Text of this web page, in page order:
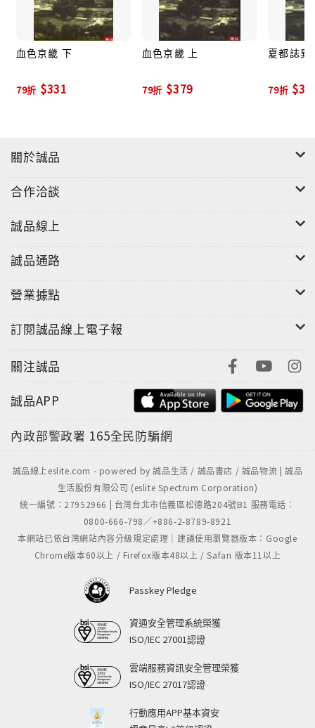
血色京畿 下
79折 $331
血色京畿 上
79折 $379
夏都誌異
79折
關於誠品
合作洽談
誠品線上
誠品通路
營業據點
訂閱誠品線上電子報
關注誠品
誠品APP
內政部警政署 165全民防騙網
誠品線上eslite.com - powered by 誠品生活 / 誠品書店 / 誠品物流 | 誠品
生活股份有限公司 (eslite Spectrum Corporation)
統一編號：27952966 | 台灣台北市信義區松德路204號B1 服務電話：
0800-666-798／+886-2-8789-8921
本網站已依台灣網站內容分級規定處理｜建議使用瀏覽器版本：Google
Chrome版本60以上 / Firefox版本48以上 / Safari 版本11以上
Passkey Pledge
資通安全管理系統榮獲
ISO/IEC 27001認證
雲端服務資訊安全管理榮獲
ISO/IEC 27017認證
行動應用APP基本資安